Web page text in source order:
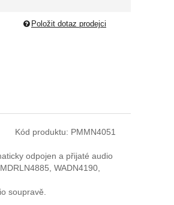
Položit dotaz prodejci
Kód produktu: PMMN4051
odpojen a přijaté audio
WADN4190,
soupravě.